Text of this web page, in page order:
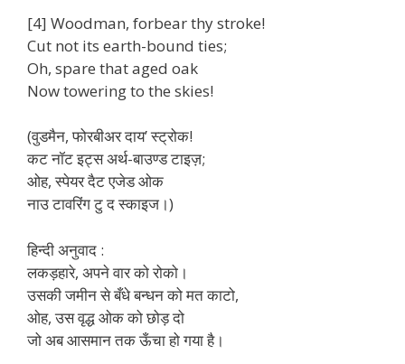
[4] Woodman, forbear thy stroke!
Cut not its earth-bound ties;
Oh, spare that aged oak
Now towering to the skies!
(वुडमैन, फोरबीअर दाय’ स्ट्रोक!
कट नॉट इट्स अर्थ-बाउण्ड टाइज़;
ओह, स्पेयर दैट एजेड ओक
नाउ टावरिंग टु द स्काइज।)
हिन्दी अनुवाद :
लकड़हारे, अपने वार को रोको।
उसकी जमीन से बँधे बन्धन को मत काटो,
ओह, उस वृद्ध ओक को छोड़ दो
जो अब आसमान तक ऊँचा हो गया है।